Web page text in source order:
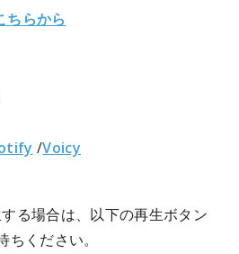
ちらから
/Voicy
る場合は、以下の再生ボタン
ください。